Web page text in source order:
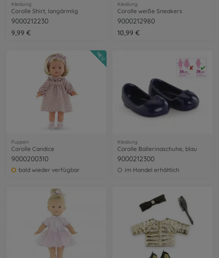
Kleidung
Corolle Shirt, langärmlig
9000212230
9,99 €
Kleidung
Corolle weiße Sneakers
9000212980
10,99 €
Puppen
Corolle Candice
9000200310
bald wieder verfügbar
NEU
Kleidung
Corolle Ballerinaschuhe, blau
9000212300
im Handel erhältlich